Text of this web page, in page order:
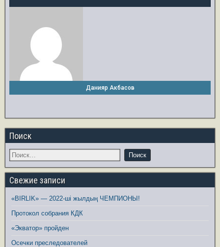
Данияр Акбасов
Поиск
Свежие записи
«BIRLIK» — 2022-ші жылдың ЧЕМПИОНЫ!
Протокол собрания КДК
«Экватор» пройден
Осечки преследователей